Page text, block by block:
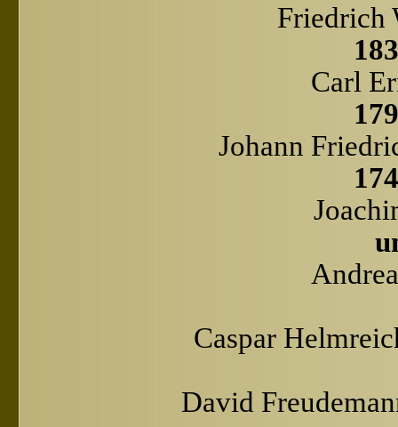
Friedrich
Carl
Johann
Caspar
David